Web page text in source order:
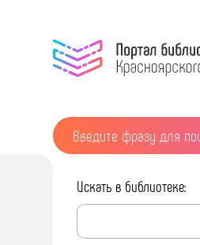
Искать в библиотеке: